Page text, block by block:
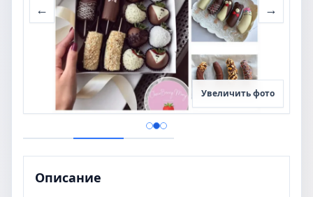
Увеличить фото
← →
Описание